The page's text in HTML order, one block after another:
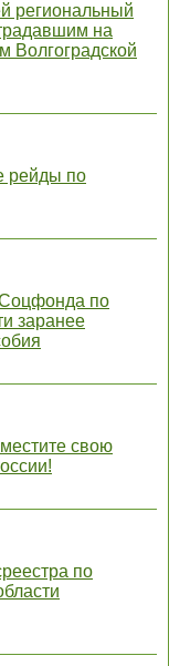
региональный
на
Волгоградской
рейды по
Соцфонда по
заранее
свою
по